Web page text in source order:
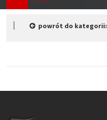
powrót do kategorii: